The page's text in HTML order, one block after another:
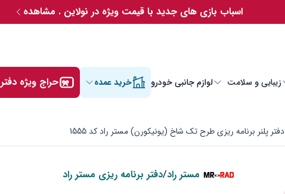
اسباب بازی های جدید با قیمت ویژه در نولاین . مشاهده
زیبایی و سلامت لوازم جانبی خودرو خرید عمده حراج ویژه دفتر
دفتر پلنر برنامه ریزی طرح تک شاخ (یونیکورن) مستر راد کد 1555
مستر راد/دفتر برنامه ریزی مستر راد